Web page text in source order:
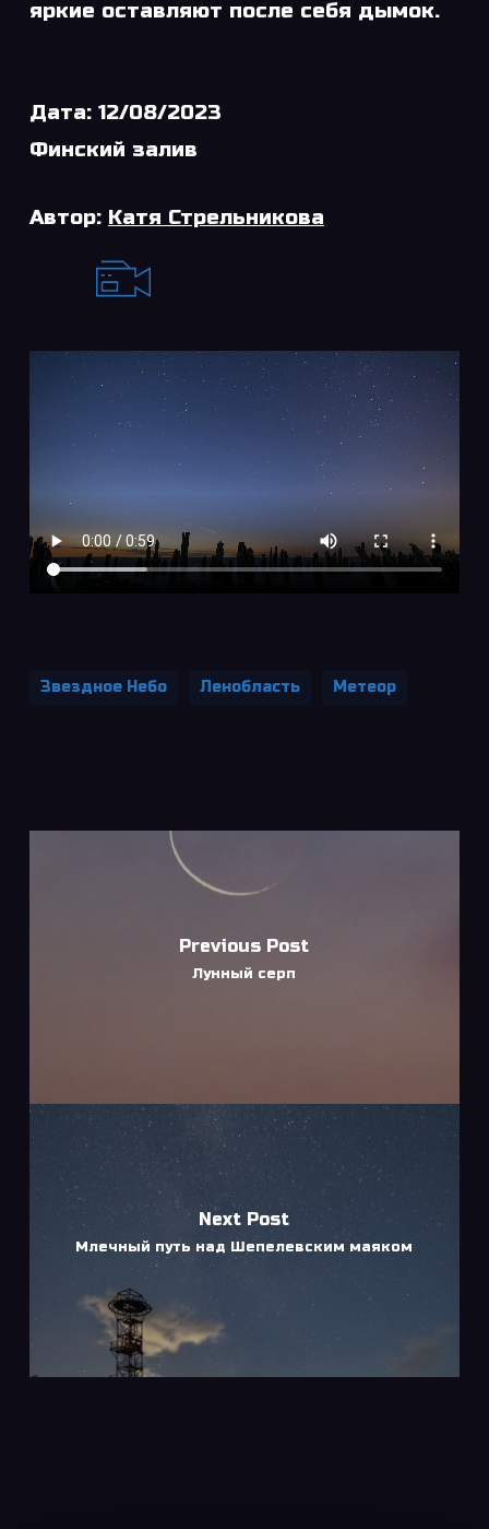
яркие оставляют после себя дымок.
Дата: 12/08/2023
Финский залив
Автор: Катя Стрельникова
Звездное Небо Ленобласть Метеор
Previous Post
Лунный серп
Next Post
Млечный путь над Шепелевским маяком